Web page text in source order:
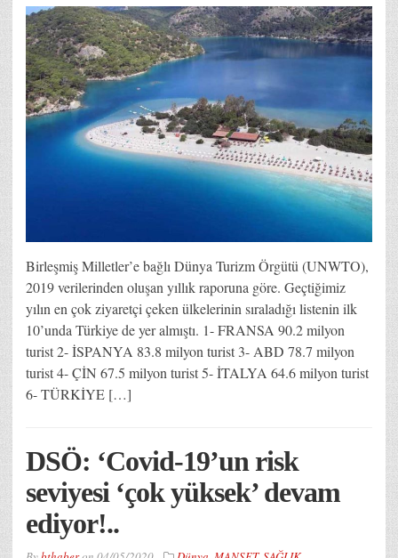
Birleşmiş Milletler’e bağlı Dünya Turizm Örgütü (UNWTO),
2019 verilerinden oluşan yıllık raporuna göre. Geçtiğimiz
yılın en çok ziyaretçi çeken ülkelerinin sıraladığı listenin ilk
10’unda Türkiye de yer almıştı. 1- FRANSA 90.2 milyon
turist 2- İSPANYA 83.8 milyon turist 3- ABD 78.7 milyon
turist 4- ÇİN 67.5 milyon turist 5- İTALYA 64.6 milyon turist
6- TÜRKİYE […]
DSÖ: ‘Covid-19’un risk
seviyesi ‘çok yüksek’ devam
ediyor!..